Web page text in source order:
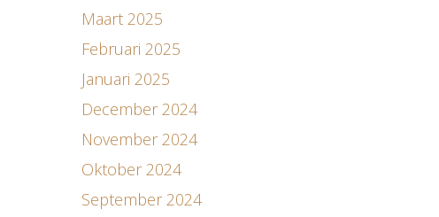
Maart 2025
Februari 2025
Januari 2025
December 2024
November 2024
Oktober 2024
September 2024